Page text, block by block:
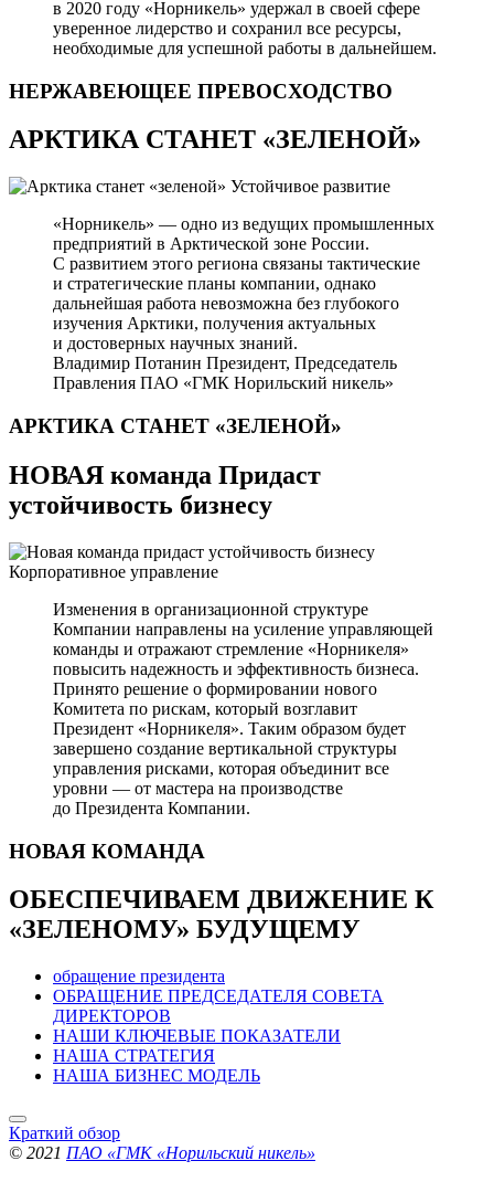
в 2020 году «Норникель» удержал в своей сфере
уверенное лидерство и сохранил все ресурсы,
необходимые для успешной работы в дальнейшем.
НЕРЖАВЕЮЩЕЕ ПРЕВОСХОДСТВО
АРКТИКА СТАНЕТ «ЗЕЛЕНОЙ»
Устойчивое развитие
«Норникель» — одно из ведущих промышленных
предприятий в Арктической зоне России.
С развитием этого региона связаны тактические
и стратегические планы компании, однако
дальнейшая работа невозможна без глубокого
изучения Арктики, получения актуальных
и достоверных научных знаний.
Владимир Потанин Президент, Председатель
Правления ПАО «ГМК Норильский никель»
АРКТИКА СТАНЕТ «ЗЕЛЕНОЙ»
НОВАЯ команда Придаст
устойчивость бизнесу
Корпоративное управление
Изменения в организационной структуре
Компании направлены на усиление управляющей
команды и отражают стремление «Норникеля»
повысить надежность и эффективность бизнеса.
Принято решение о формировании нового
Комитета по рискам, который возглавит
Президент «Норникеля». Таким образом будет
завершено создание вертикальной структуры
управления рисками, которая объединит все
уровни — от мастера на производстве
до Президента Компании.
НОВАЯ КОМАНДА
ОБЕСПЕЧИВАЕМ ДВИЖЕНИЕ К
«ЗЕЛЕНОМУ» БУДУЩЕМУ
обращение президента
ОБРАЩЕНИЕ ПРЕДСЕДАТЕЛЯ СОВЕТА
ДИРЕКТОРОВ
НАШИ КЛЮЧЕВЫЕ ПОКАЗАТЕЛИ
НАША СТРАТЕГИЯ
НАША БИЗНЕС МОДЕЛЬ
Краткий обзор
© 2021 ПАО «ГМК «Норильский никель»